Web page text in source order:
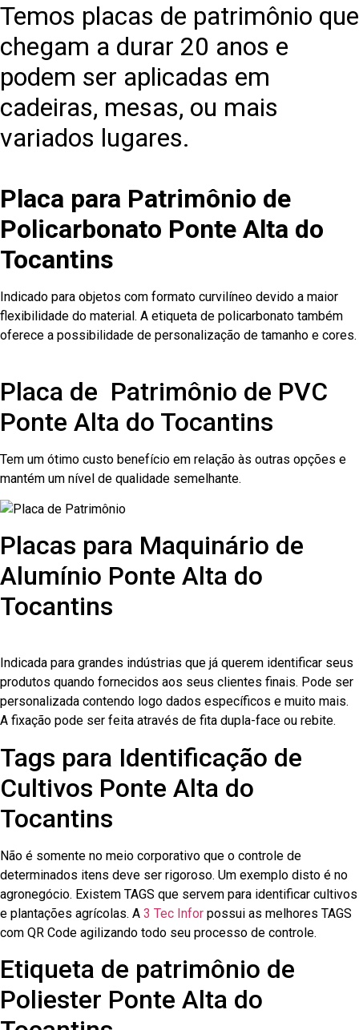
Temos placas de patrimônio que
chegam a durar 20 anos e
podem ser aplicadas em
cadeiras, mesas, ou mais
variados lugares.
Placa para Patrimônio de
Policarbonato Ponte Alta do
Tocantins
Indicado para objetos com formato curvilíneo devido a maior
flexibilidade do material. A etiqueta de policarbonato também
oferece a possibilidade de personalização de tamanho e cores.
Placa de Patrimônio de PVC
Ponte Alta do Tocantins
Tem um ótimo custo benefício em relação às outras opções e
mantém um nível de qualidade semelhante.
Placas para Maquinário de
Alumínio Ponte Alta do
Tocantins
Indicada para grandes indústrias que já querem identificar seus
produtos quando fornecidos aos seus clientes finais. Pode ser
personalizada contendo logo dados específicos e muito mais.
A fixação pode ser feita através de fita dupla-face ou rebite.
Tags para Identificação de
Cultivos Ponte Alta do
Tocantins
Não é somente no meio corporativo que o controle de
determinados itens deve ser rigoroso. Um exemplo disto é no
agronegócio. Existem TAGS que servem para identificar cultivos
e plantações agrícolas. A 3 Tec Infor possui as melhores TAGS
com QR Code agilizando todo seu processo de controle.
Etiqueta de patrimônio de
Poliester Ponte Alta do